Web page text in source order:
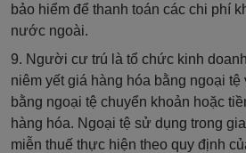
bảo hiểm để thanh toán các chi phí
nước ngoài.
9. Người cư trú là tổ chức kinh
niêm yết giá hàng hóa bằng ngoại tệ
bằng ngoại tệ chuyển khoản hoặc
hàng hóa. Ngoại tệ sử dụng trong
miễn thuế thực hiện theo quy định